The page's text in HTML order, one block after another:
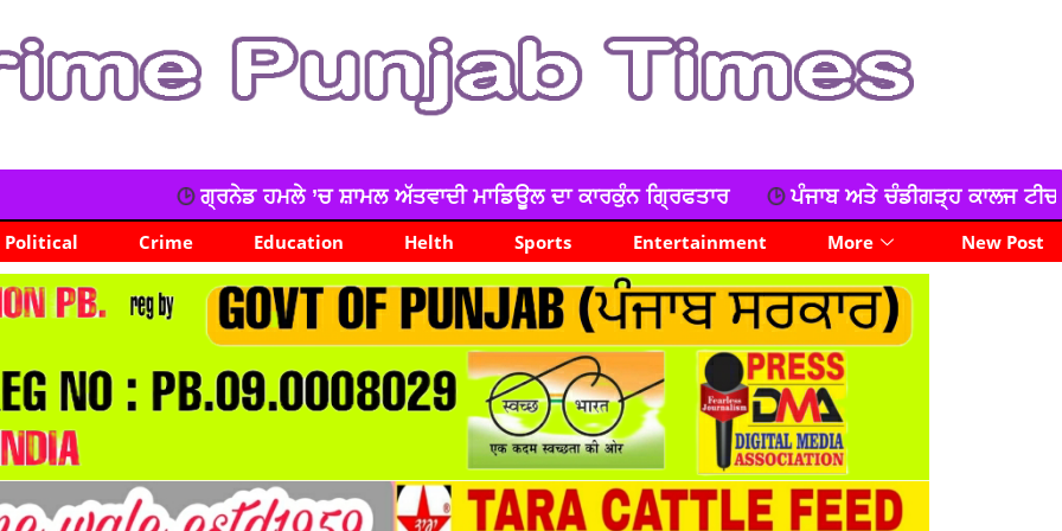
ਹਮਲੇ ’ਚ ਸ਼ਾਮਲ ਅੱਤਵਾਦੀ ਮਾਡਿਊਲ ਦਾ ਕਾਰਕੁੰਨ ਗ੍ਰਿਫਤਾਰ ਪੰਜਾਬ ਅਤੇ ਚੰਡੀਗੜ੍ਹ ਕਾਲਜ ਟੀਚਰ ਯੂਨੀਅਨ ਦਾ ਧਰਨਾ, ਕੀਤੀ
Political Crime Education Helth Sports Entertainment More New Post